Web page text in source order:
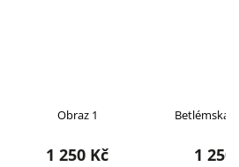
Obraz 1
1 250 Kč
Betlémská
1 250